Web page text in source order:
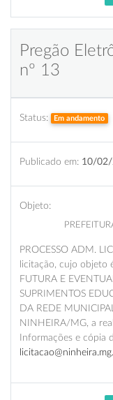
Pregão
nº 13
Status: Em andamento
Publicado em: 10/
Objeto:
PROCESSO ADM.
licitação, cujo objeto
FUTURA E
SUPRIMENTOS
DA REDE
NINHEIRA/MG, a
Informações e cópia